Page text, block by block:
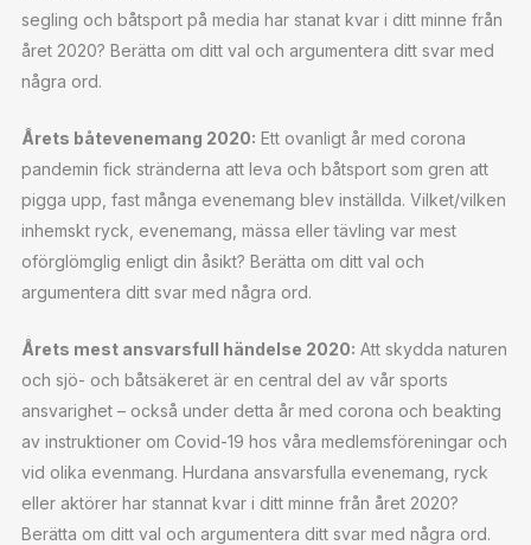
segling och båtsport på media har stanat kvar i ditt minne från
året 2020? Berätta om ditt val och argumentera ditt svar med
några ord.
Årets båtevenemang 2020: Ett ovanligt år med corona
pandemin fick stränderna att leva och båtsport som gren att
pigga upp, fast många evenemang blev inställda. Vilket/vilken
inhemskt ryck, evenemang, mässa eller tävling var mest
oförglömglig enligt din åsikt? Berätta om ditt val och
argumentera ditt svar med några ord.
Årets mest ansvarsfull händelse 2020: Att skydda naturen
och sjö- och båtsäkeret är en central del av vår sports
ansvarighet – också under detta år med corona och beakting
av instruktioner om Covid-19 hos våra medlemsföreningar och
vid olika evenmang. Hurdana ansvarsfulla evenemang, ryck
eller aktörer har stannat kvar i ditt minne från året 2020?
Berätta om ditt val och argumentera ditt svar med några ord.